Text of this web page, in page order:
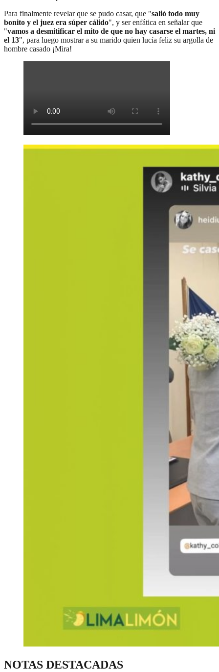
Para finalmente revelar que se pudo casar, que "salió todo muy
bonito y el juez era súper cálido", y ser enfática en señalar que
"vamos a desmitificar el mito de que no hay casarse el martes, ni
el 13", para luego mostrar a su marido quien lucía feliz su argolla de
hombre casado ¡Mira!
NOTAS DESTACADAS